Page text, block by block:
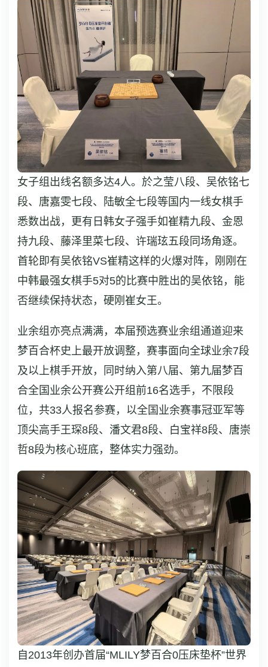
女子组出线名额多达4人。於之莹八段、吴依铭七
段、唐嘉雯七段、陆敏全七段等国内一线女棋手
悉数出战，更有日韩女子强手如崔精九段、金恩
持九段、藤泽里菜七段、许瑞玹五段同场角逐。
首轮即有吴依铭VS崔精这样的火爆对阵，刚刚在
中韩最强女棋手5对5的比赛中胜出的吴依铭，能
否继续保持状态，硬刚崔女王。
业余组亦亮点满满，本届预选赛业余组通道迎来
梦百合杯史上最开放调整，赛事面向全球业余7段
及以上棋手开放，同时纳入第八届、第九届梦百
合全国业余公开赛公开组前16名选手，不限段
位，共33人报名参赛，以全国业余赛事冠亚军等
顶尖高手王琛8段、潘文君8段、白宝祥8段、唐崇
哲8段为核心班底，整体实力强劲。
自2013年创办首届“MLILY梦百合0压床垫杯”世界